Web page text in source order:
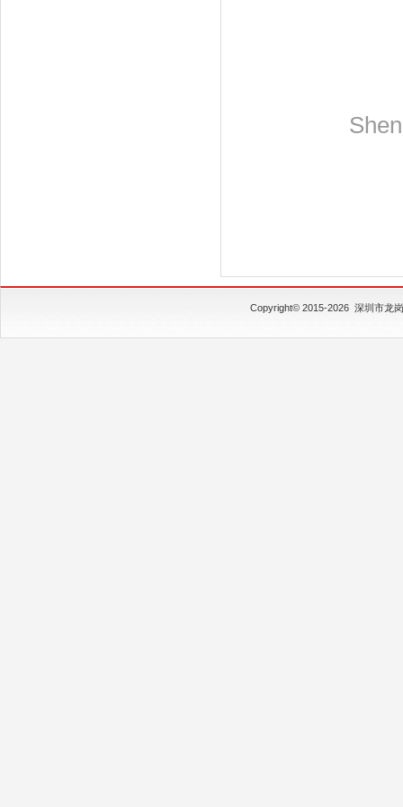
Copyright© 2015-2026 深圳市龙